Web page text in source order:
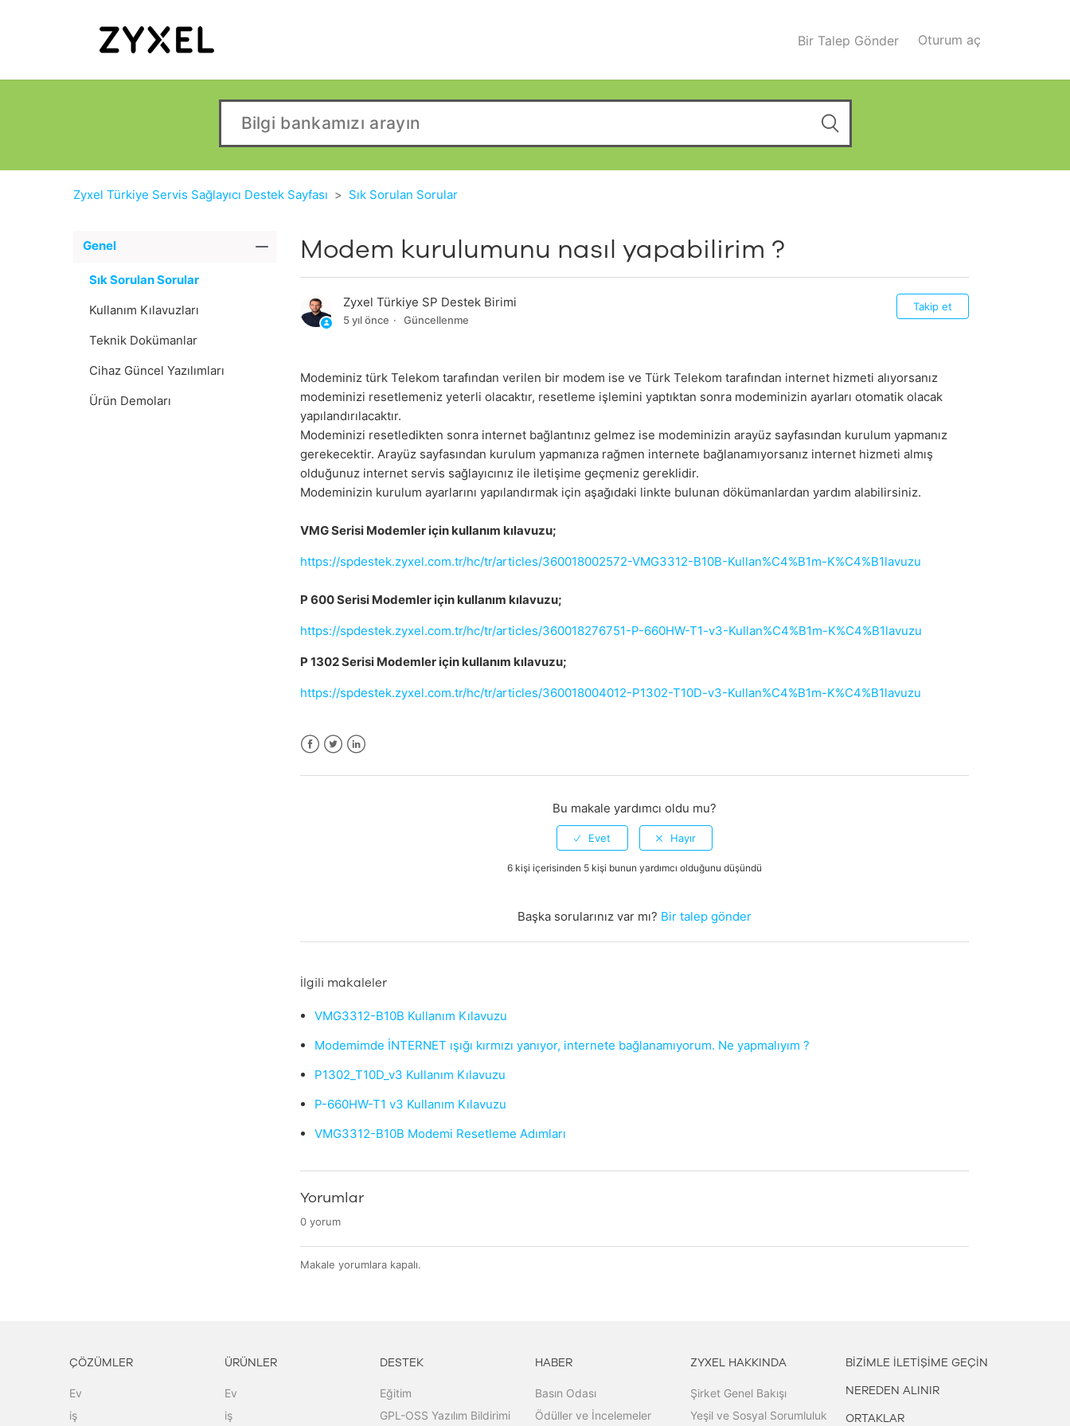
Bir Talep Gönder Oturum aç
Zyxel Türkiye Servis Sağlayıcı Destek Sayfası Sık Sorulan Sorular
Genel
Sık Sorulan Sorular
Kullanım Kılavuzları
Teknik Dokümanlar
Cihaz Güncel Yazılımları
Ürün Demoları
Modem kurulumunu nasıl yapabilirim ?
Zyxel Türkiye SP Destek Birimi
5 yıl önce Güncellenme
Takip et
Modeminiz türk Telekom tarafından verilen bir modem ise ve Türk Telekom tarafından internet hizmeti alıyorsanız
modeminizi resetlemeniz yeterli olacaktır, resetleme işlemini yaptıktan sonra modeminizin ayarları otomatik olacak
yapılandırılacaktır.
Modeminizi resetledikten sonra internet bağlantınız gelmez ise modeminizin arayüz sayfasından kurulum yapmanız
gerekecektir. Arayüz sayfasından kurulum yapmanıza rağmen internete bağlanamıyorsanız internet hizmeti almış
olduğunuz internet servis sağlayıcınız ile iletişime geçmeniz gereklidir.
Modeminizin kurulum ayarlarını yapılandırmak için aşağıdaki linkte bulunan dökümanlardan yardım alabilirsiniz.
VMG Serisi Modemler için kullanım kılavuzu;
https://spdestek.zyxel.com.tr/hc/tr/articles/360018002572-VMG3312-B10B-Kullan%C4%B1m-K%C4%B1lavuzu
P 600 Serisi Modemler için kullanım kılavuzu;
https://spdestek.zyxel.com.tr/hc/tr/articles/360018276751-P-660HW-T1-v3-Kullan%C4%B1m-K%C4%B1lavuzu
P 1302 Serisi Modemler için kullanım kılavuzu;
https://spdestek.zyxel.com.tr/hc/tr/articles/360018004012-P1302-T10D-v3-Kullan%C4%B1m-K%C4%B1lavuzu
Bu makale yardımcı oldu mu?
6 kişi içerisinden 5 kişi bunun yardımcı olduğunu düşündü
Başka sorularınız var mı? Bir talep gönder
İlgili makaleler
VMG3312-B10B Kullanım Kılavuzu
Modemimde İNTERNET ışığı kırmızı yanıyor, internete bağlanamıyorum. Ne yapmalıyım ?
P1302_T10D_v3 Kullanım Kılavuzu
P-660HW-T1 v3 Kullanım Kılavuzu
VMG3312-B10B Modemi Resetleme Adımları
Yorumlar
0 yorum
Makale yorumlara kapalı.
ÇÖZÜMLER
Ev
iş
ÜRÜNLER
Ev
iş
DESTEK
Eğitim
GPL-OSS Yazılım Bildirimi
HABER
Basın Odası
Ödüller ve İncelemeler
ZYXEL HAKKINDA
Şirket Genel Bakışı
Yeşil ve Sosyal Sorumluluk
BİZİMLE İLETİŞİME GEÇİN
NEREDEN ALINIR
ORTAKLAR